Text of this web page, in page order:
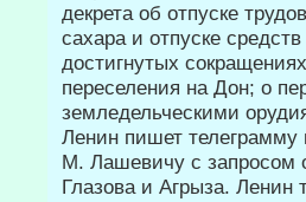
декрета об отпуске
сахара и отпуске
достигнутых
переселения на Дон; о
земледель­ческими
Ленин пишет телеграмму
М. Лашевичу с запросом
Глазова и Агрыза. Ленин